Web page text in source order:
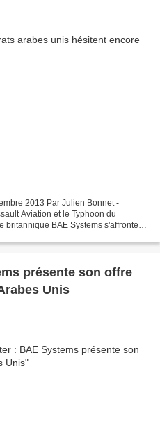
2013 Par Julien Bonnet -
Aviation et le Typhoon du
BAE Systems s'affrontent
présente son offre
Unis